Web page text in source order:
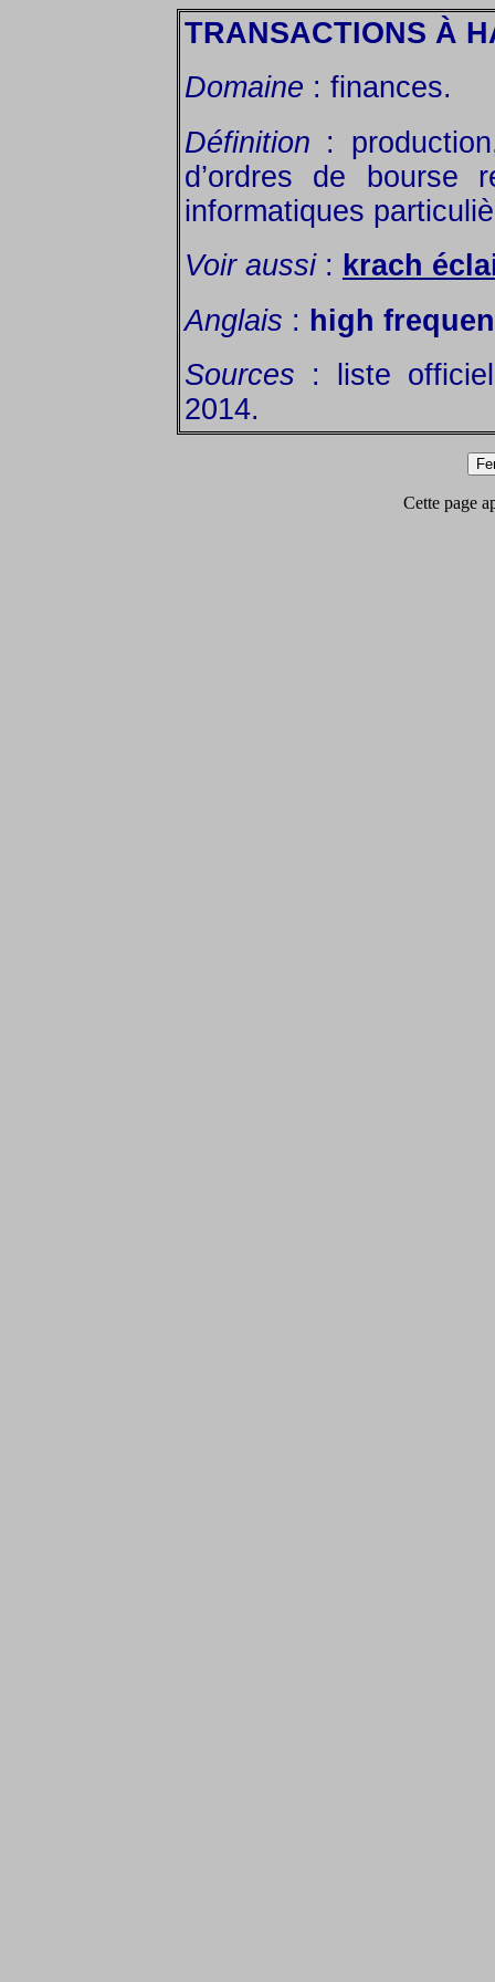
TRANSACTIONS À
Domaine : finances.
Définition :
d’ordres de bourse
informatiques
Voir aussi: krach
Anglais : high
Sources : liste
2014.
Cette page